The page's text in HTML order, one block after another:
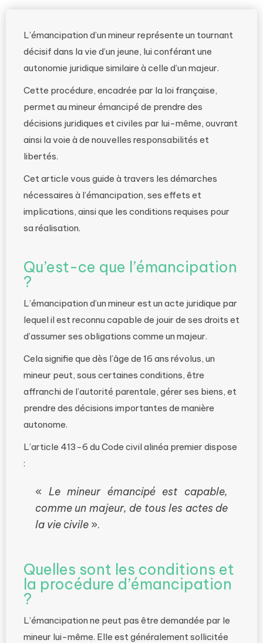
L’émancipation d’un mineur représente un tournant
décisif dans la vie d’un jeune, lui conférant une
autonomie juridique similaire à celle d’un majeur.
Cette procédure, encadrée par la loi française,
permet au mineur émancipé de prendre des
décisions juridiques et civiles par lui-même, ouvrant
ainsi la voie à de nouvelles responsabilités et
libertés.
Cet article vous guide à travers les démarches
nécessaires à l’émancipation, ses effets et
implications, ainsi que les conditions requises pour
sa réalisation.
Qu’est-ce que l’émancipation
?
L’émancipation d’un mineur est un acte juridique par
lequel il est reconnu capable de jouir de ses droits et
d’assumer ses obligations comme un majeur.
Cela signifie que dès l’âge de 16 ans révolus, un
mineur peut, sous certaines conditions, être
affranchi de l’autorité parentale, gérer ses biens, et
prendre des décisions importantes de manière
autonome.
L’article 413-6 du Code civil alinéa premier dispose
:
« Le mineur émancipé est capable,
comme un majeur, de tous les actes de
la vie civile ».
Quelles sont les conditions et
la procédure d’émancipation
?
L’émancipation ne peut pas être demandée par le
mineur lui-même. Elle est généralement sollicitée